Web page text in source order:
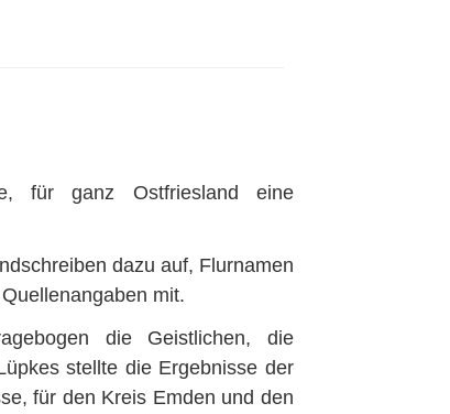
für ganz Ostfriesland eine
dazu auf, Flurnamen
mit.
die Geistlichen, die
stellte die Ergebnisse der
für den Kreis Emden und den